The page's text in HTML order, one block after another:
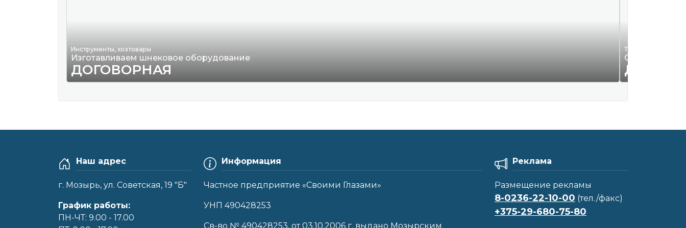
Инструменты, хозтовары
Изготавливаем шнековое оборудование
ДОГОВОРНАЯ
Требуются на
ООО "Смайл
Наш адрес
г. Мозырь, ул. Советская, 19 "Б"
График работы:
ПН-ЧТ: 9.00 - 17.00
Информация
Частное предприятие «Своими Глазами»
УНП 490428253
Cв-во № 490428253, от 03.10.2006 г. выдано Мозырским
Реклама
Размещение рекламы
8-0236-22-10-00 (тел./факс)
+375-29-680-75-80